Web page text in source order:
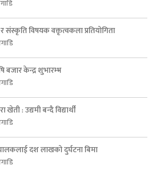
र संस्कृति विषयक वक्तृत्वकला प्रतियोगिता
बजार केन्द्र शुभारम्भ
खेती : उद्यमी बन्दै विद्यार्थी
दश लाखको दुर्घटना बिमा